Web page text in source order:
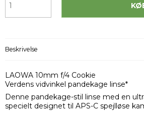
Beskrivelse
LAOWA 10mm f/4 Cookie
Verdens vidvinkel pandekage linse*
Denne pandekage-stil linse med en
specielt designet til APS-C spejlløse